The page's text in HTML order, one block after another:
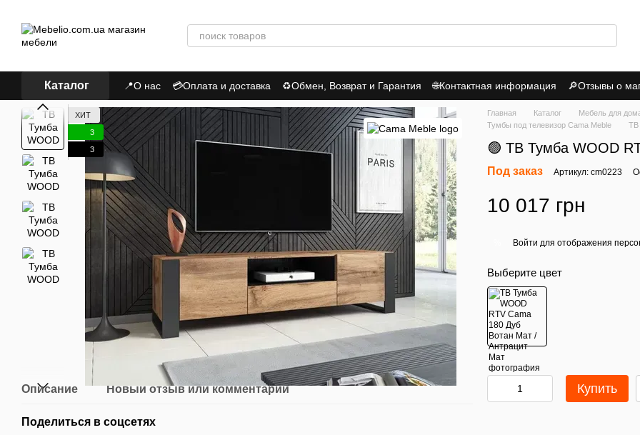
Каталог 📍О нас 💳Оплата и доставка ♻Обмен, Возврат и Гарантия 🌐Контактная информация
🔎Отзывы о
📃Пользовательское соглашение
Политика Конфиденциальности
ХИТ
3
3
Описание Новый отзыв или комментарий
Поделиться в соцсетях
Главная Каталог
Мебель для
Тумбы под телевизор Cama Meble
ТВ
🟢 ТВ Тумба WOOD
Под заказ Артикул: cm0223
10 017 грн
Войти для отображения
Выберите цвет
Купить